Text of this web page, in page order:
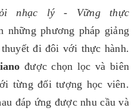
nhạc lý - Vững thực
những phương pháp giảng
đi đôi với thực hành.
được chọn lọc và biên
từng đối tượng học viên.
đáp ứng được nhu cầu và